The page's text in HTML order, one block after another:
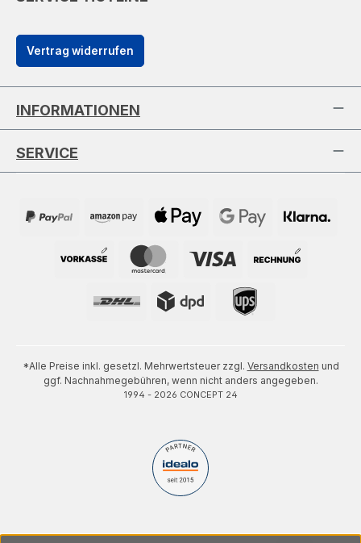
Vertrag widerrufen
INFORMATIONEN
SERVICE
*Alle Preise inkl. gesetzl. Mehrwertsteuer zzgl. Versandkosten und
ggf. Nachnahmegebühren, wenn nicht anders angegeben.
1994 - 2026 CONCEPT 24